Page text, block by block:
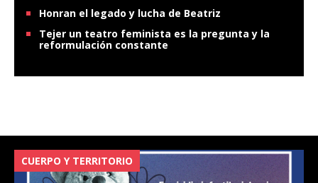
Honran el legado y lucha de Beatriz
Tejer un teatro feminista es la pregunta y la
reformulación constante
Y TERRITORIO